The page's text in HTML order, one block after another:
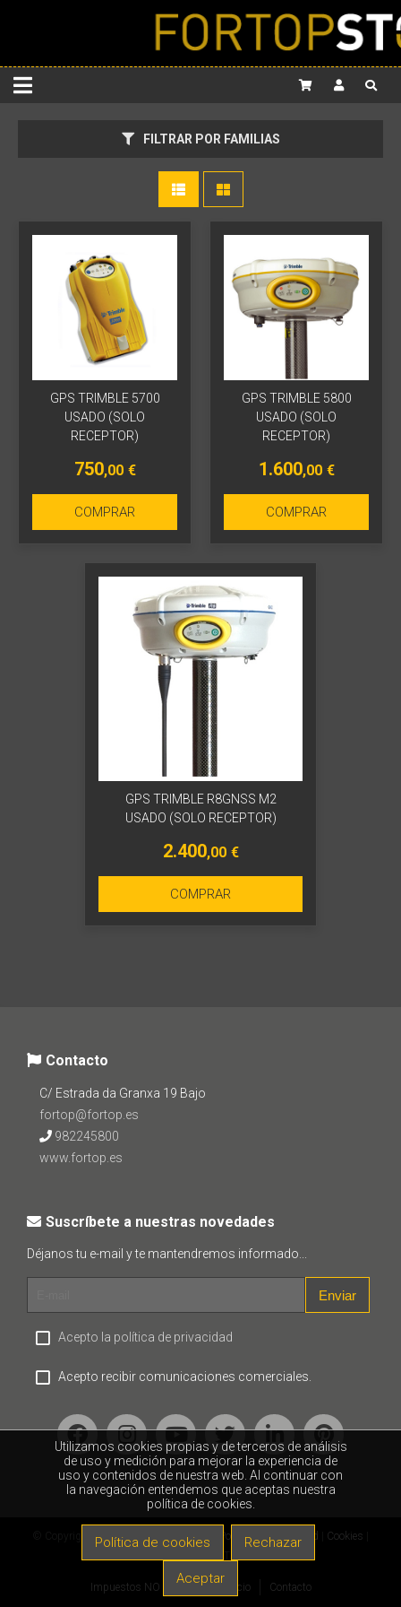
FILTRAR POR FAMILIAS
GPS TRIMBLE 5700
USADO (SOLO
RECEPTOR)
750,00 €
COMPRAR
GPS TRIMBLE 5800
USADO (SOLO
RECEPTOR)
1.600,00 €
COMPRAR
GPS TRIMBLE R8GNSS M2
USADO (SOLO RECEPTOR)
2.400,00 €
COMPRAR
Contacto
C/ Estrada da Granxa 19 Bajo
fortop@fortop.es
982245800
www.fortop.es
Suscríbete a nuestras novedades
Déjanos tu e-mail y te mantendremos informado...
Enviar
Acepto la política de privacidad
Acepto recibir comunicaciones comerciales.
© Copyright Fortop 2018 | Aviso legal Política de privacidad Cookies
Impuestos NO incluidos Inicio Contacto
Utilizamos cookies propias y de terceros de análisis
de uso y medición para mejorar la experiencia de
uso y contenidos de nuestra web. Al continuar con
la navegación entendemos que aceptas nuestra
política de cookies.
Política de cookies Rechazar
Aceptar